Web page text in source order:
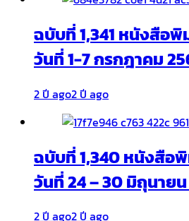
ฉบับที่ 1,341 หนังสือ
วันที่ 1-7 กรกฎาคม
2 ปี ago2 ปี ago
ฉบับที่ 1,340 หนังสือ
วันที่ 24 – 30 มิถุนาย
2 ปี ago2 ปี ago